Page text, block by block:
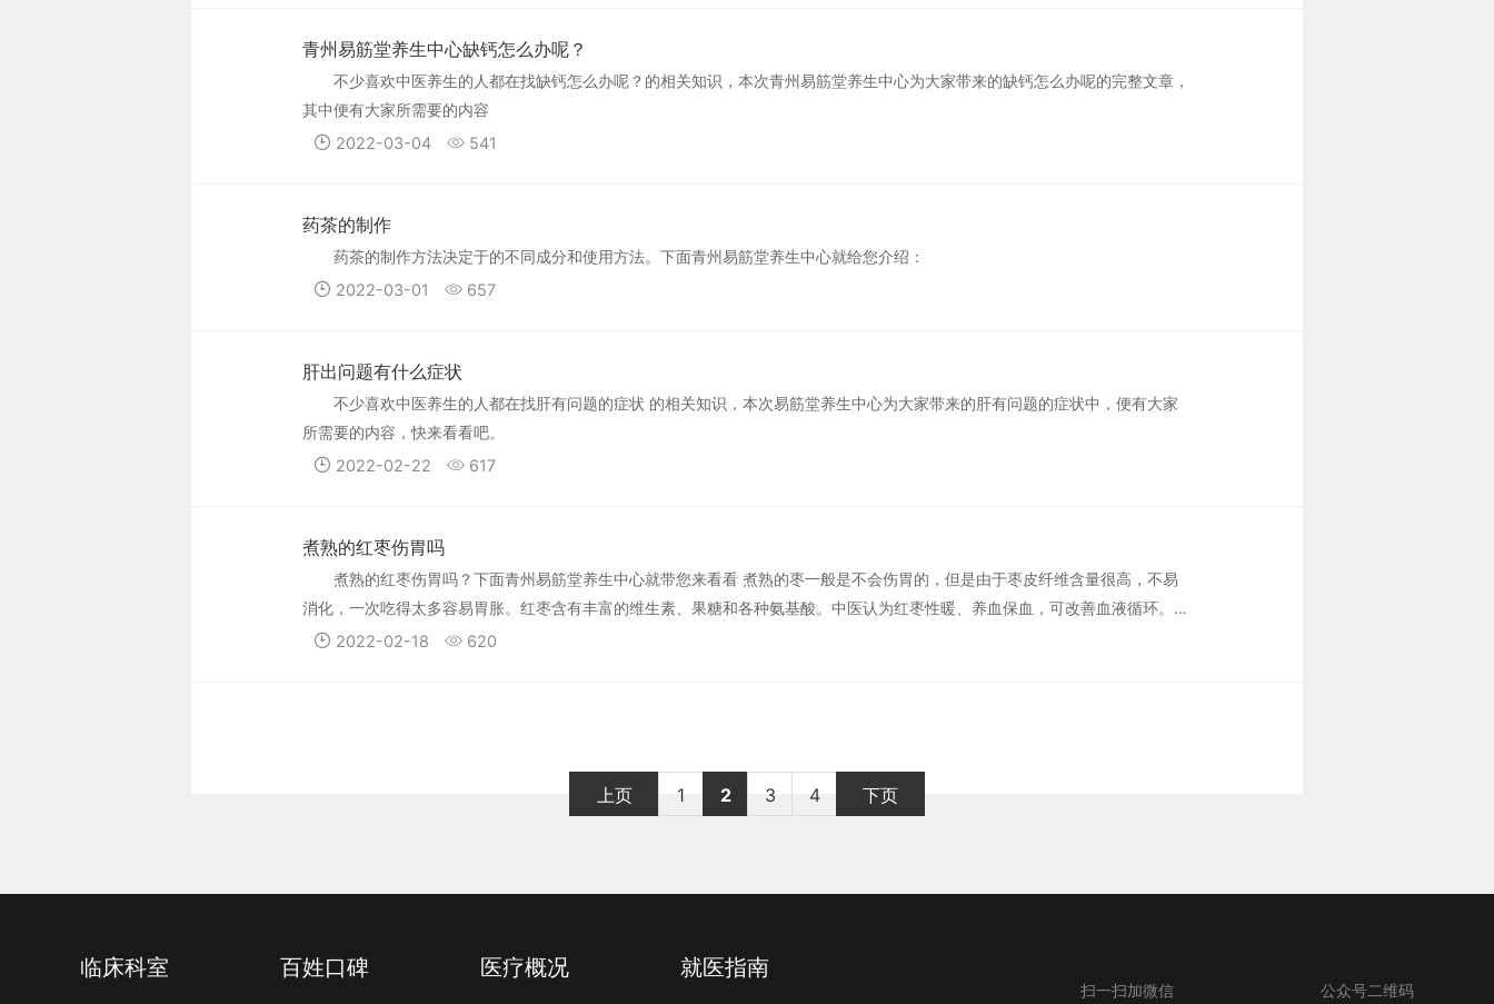
青州易筋堂养生中心缺钙怎么办呢？
不少喜欢中医养生的人都在找缺钙怎么办呢？的相关知识，本次青州易筋堂养生中心为大家带来的缺钙怎么办呢的完整文章，
其中便有大家所需要的内容
2022-03-04 541
药茶的制作
药茶的制作方法决定于的不同成分和使用方法。下面青州易筋堂养生中心就给您介绍：
2022-03-01 657
肝出问题有什么症状
不少喜欢中医养生的人都在找肝有问题的症状 的相关知识，本次易筋堂养生中心为大家带来的肝有问题的症状中，便有大家
所需要的内容，快来看看吧。
2022-02-22 617
煮熟的红枣伤胃吗
煮熟的红枣伤胃吗？下面青州易筋堂养生中心就带您来看看 煮熟的枣一般是不会伤胃的，但是由于枣皮纤维含量很高，不易
消化，一次吃得太多容易胃胀。红枣含有丰富的维生素、果糖和各种氨基酸。中医认为红枣性暖、养血保血，可改善血液循环。红
枣不但补血养气，还可养颜美容，气血两虚的人适宜多吃。药理研究发现，红枣所含的某些成分可以增加血液中红血球的含量，增
2022-02-18 620
上页 1 2 3 4 下页
临床科室 百姓口碑 医疗概况 就医指南
扫一扫加微信 公众号二维码